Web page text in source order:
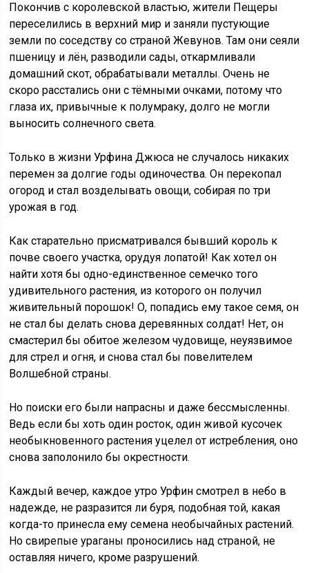
Покончив с королевской властью, жители Пещеры
переселились в верхний мир и заняли пустующие
земли по соседству со страной Жевунов. Там они сеяли
пшеницу и лён, разводили сады, откармливали
домашний скот, обрабатывали металлы. Очень не
скоро расстались они с тёмными очками, потому что
глаза их, привычные к полумраку, долго не могли
выносить солнечного света.
Только в жизни Урфина Джюса не случалось никаких
перемен за долгие годы одиночества. Он перекопал
огород и стал возделывать овощи, собирая по три
урожая в год.
Как старательно присматривался бывший король к
почве своего участка, орудуя лопатой! Как хотел он
найти хотя бы одно-единственное семечко того
удивительного растения, из которого он получил
живительный порошок! О, попадись ему такое семя, он
не стал бы делать снова деревянных солдат! Нет, он
смастерил бы обитое железом чудовище, неуязвимое
для стрел и огня, и снова стал бы повелителем
Волшебной страны.
Но поиски его были напрасны и даже бессмысленны.
Ведь если бы хоть один росток, один живой кусочек
необыкновенного растения уцелел от истребления, оно
снова заполонило бы окрестности.
Каждый вечер, каждое утро Урфин смотрел в небо в
надежде, не разразится ли буря, подобная той, какая
когда-то принесла ему семена необычайных растений.
Но свирепые ураганы проносились над страной, не
оставляя ничего, кроме разрушений.